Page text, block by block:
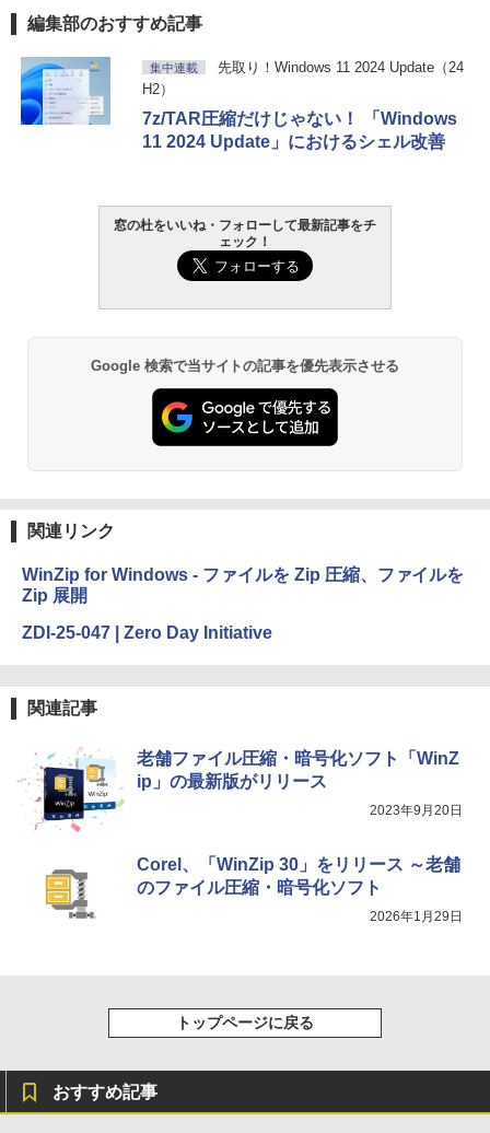
編集部のおすすめ記事
集中連載
先取り！Windows 11 2024 Update（24
H2）
7z/TAR圧縮だけじゃない！ 「Windows
11 2024 Update」におけるシェル改善
窓の杜をいいね・フォローして最新記事をチ
ェック！
Google 検索で当サイトの記事を優先表示させる
関連リンク
WinZip for Windows - ファイルを Zip 圧縮、ファイルを
Zip 展開
ZDI-25-047 | Zero Day Initiative
関連記事
老舗ファイル圧縮・暗号化ソフト「WinZ
ip」の最新版がリリース
2023年9月20日
Corel、「WinZip 30」をリリース ～老舗
のファイル圧縮・暗号化ソフト
2026年1月29日
トップページに戻る
おすすめ記事